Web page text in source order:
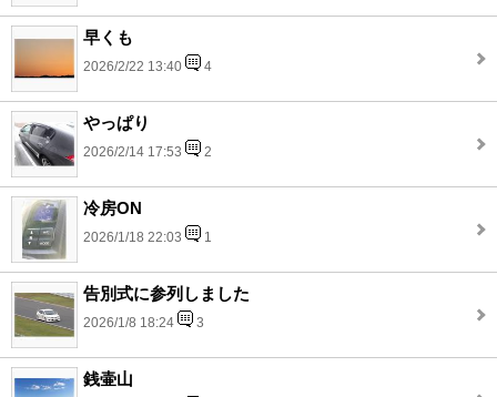
早くも
2026/2/22 13:40 4
やっぱり
2026/2/14 17:53 2
冷房ON
2026/1/18 22:03 1
告別式に参列しました
2026/1/8 18:24 3
銭壷山